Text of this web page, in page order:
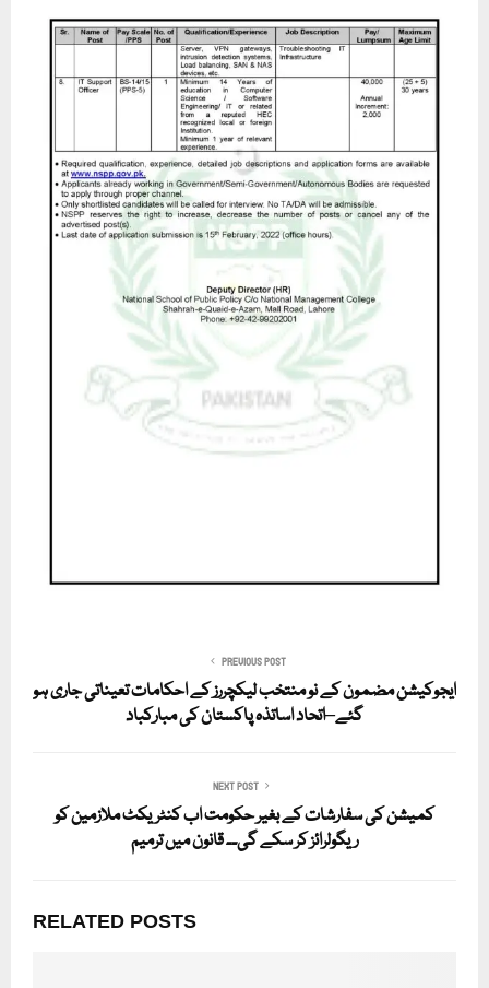
PREVIOUS POST
ایجوکیشن مضمون کے نو منتخب لیکچررز کے احکامات تعیناتی جاری ہو
گئے–اتحاد اساتذہ پاکستان کی مبارکباد
NEXT POST
کمیشن کی سفارشات کے بغیر حکومت اب کنٹریکٹ ملازمین کو
ریگولرائز کر سکے گی۔۔ قانون میں ترمیم
RELATED POSTS